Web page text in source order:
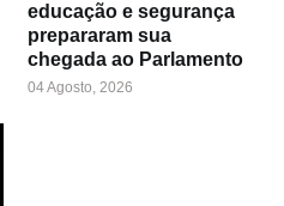
educação e segurança
prepararam sua
chegada ao Parlamento
04 Agosto, 2026